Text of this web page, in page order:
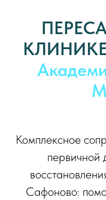
Комплексное
первичной
Сафоново: